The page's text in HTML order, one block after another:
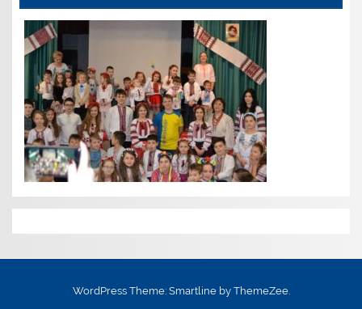
WordPress Theme: Smartline by ThemeZee.